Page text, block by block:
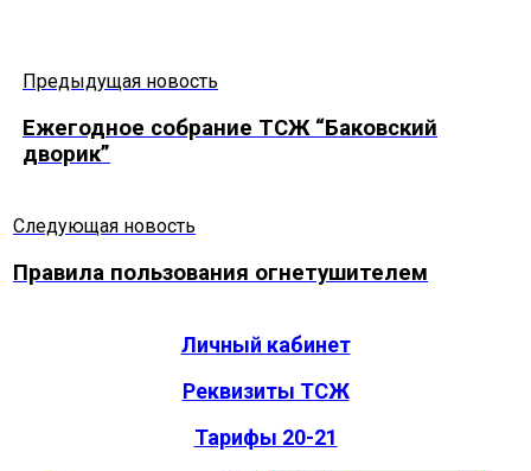
Предыдущая новость
Ежегодное собрание ТСЖ “Баковский
дворик”
Следующая новость
Правила пользования огнетушителем
Личный кабинет
Реквизиты ТСЖ
Тарифы 20-21